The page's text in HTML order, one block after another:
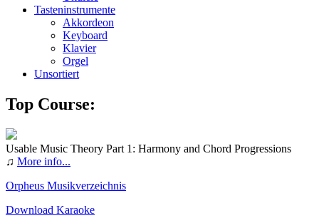
Tasteninstrumente
Akkordeon
Keyboard
Klavier
Orgel
Unsortiert
Top Course:
Usable Music Theory Part 1: Harmony and Chord Progressions
♫ More info...
Orpheus Musikverzeichnis
Download Karaoke